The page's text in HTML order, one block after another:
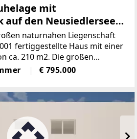
mit
auf den Neusiedlersee
naturnahen Liegenschaft
fertiggestellte Haus mit einer
ca. 210 m2. Die großen
Tageslicht und ermöglichen auf
Blick
€ 795.000